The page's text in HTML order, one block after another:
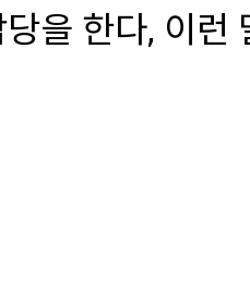
을 한다, 이런